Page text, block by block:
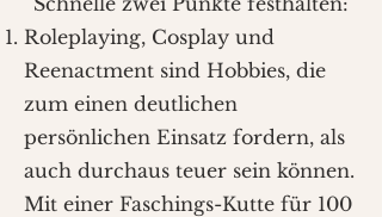
Roleplaying, Cosplay und
Reenactment sind Hobbies, die
zum einen deutlichen
persönlichen Einsatz fordern, als
auch durchaus teuer sein können.
Mit einer Faschings-Kutte für 100